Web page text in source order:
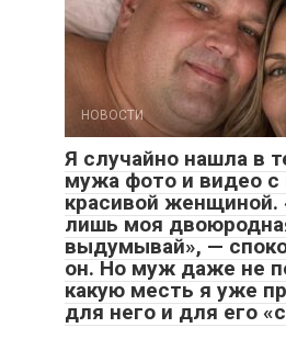
НОВОСТИ
Я случайно нашла в
мужа фото и видео с
красивой женщиной.
лишь моя
выдумывай», —
он. Но муж даже не
какую месть я уже
для него и для его